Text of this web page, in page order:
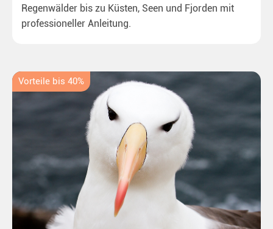
Regenwälder bis zu Küsten, Seen und Fjorden mit
professioneller Anleitung.
Vorteile bis 40%